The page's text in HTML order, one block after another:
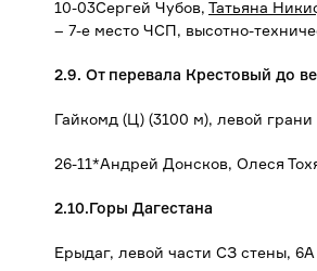
10-03Сергей Чубов, Татьяна
– 7-е место ЧСП, высотно-
2.9. От перевала Крестовый до
Гайкомд (Ц) (3100 м), левой
26-11*Андрей Донсков, Олеся
2.10.Горы Дагестана
Ерыдаг, левой части СЗ стены,